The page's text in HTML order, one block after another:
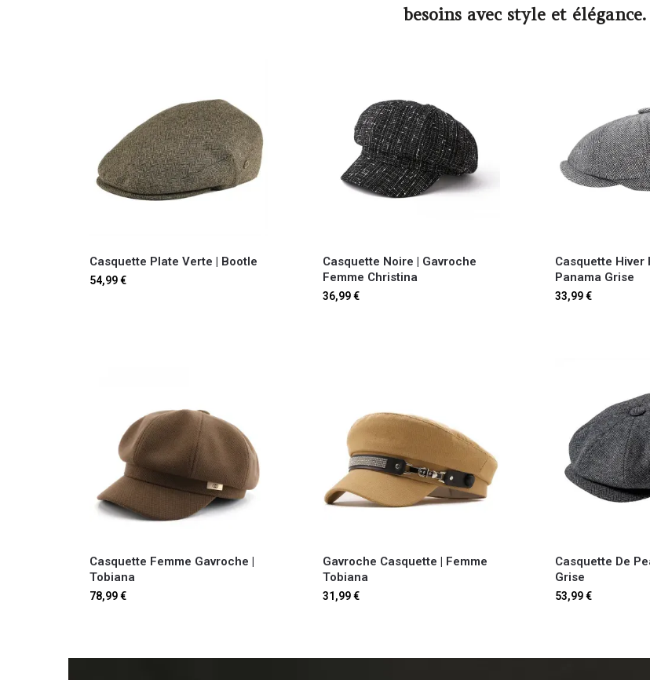
besoins avec style et élégance.
Casquette Plate Verte​ | Bootle
54,99€
Casquette Noire | Gavroche
Femme Christina
36,99€
Casquette Hiver
Panama Grise
33,99€
Casquette Femme Gavroche​ |
Tobiana
78,99€
Gavroche Casquette​ | Femme
Tobiana
31,99€
Casquette De
Grise
53,99€